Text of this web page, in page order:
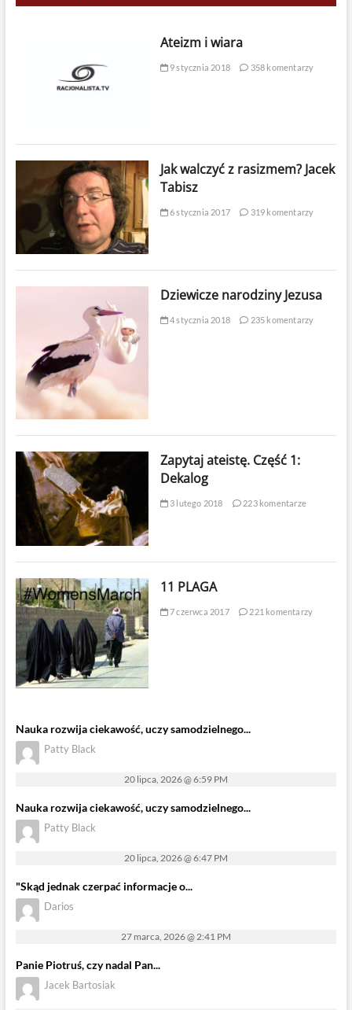
Ateizm i wiara
9 stycznia 2018 358 komentarzy
Jak walczyć z rasizmem? Jacek
Tabisz
6 stycznia 2017 319 komentarzy
Dziewicze narodziny Jezusa
4 stycznia 2018 235 komentarzy
Zapytaj ateistę. Część 1:
Dekalog
3 lutego 2018 223 komentarze
11 PLAGA
7 czerwca 2017 221 komentarzy
Nauka rozwija ciekawość, uczy samodzielnego...
Patty Black
20 lipca, 2026 @ 6:59 PM
Nauka rozwija ciekawość, uczy samodzielnego...
Patty Black
20 lipca, 2026 @ 6:47 PM
"Skąd jednak czerpać informacje o...
Darios
27 marca, 2026 @ 2:41 PM
Panie Piotruś, czy nadal Pan...
Jacek Bartosiak